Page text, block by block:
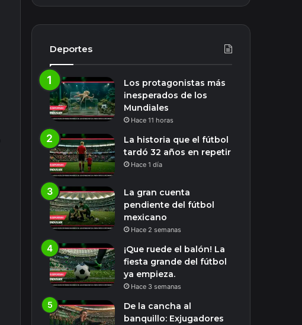
Deportes
Los protagonistas más
inesperados de los
Mundiales
Hace 11 horas
La historia que el fútbol
tardó 32 años en repetir
Hace 1 día
La gran cuenta
pendiente del fútbol
mexicano
Hace 2 semanas
¡Que ruede el balón! La
fiesta grande del fútbol
ya empieza.
Hace 3 semanas
De la cancha al
banquillo: Exjugadores